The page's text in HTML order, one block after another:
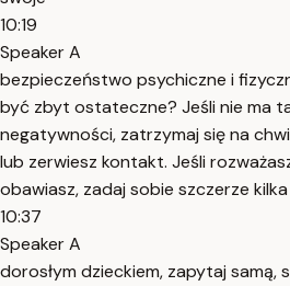
10:19
Speaker A
bezpieczeństwo psychiczne i
być zbyt ostateczne? Jeśli nie ma
negatywności, zatrzymaj się na
lub zerwiesz kontakt. Jeśli
obawiasz, zadaj sobie szczerze
10:37
Speaker A
dorosłym dzieckiem, zapytaj samą,